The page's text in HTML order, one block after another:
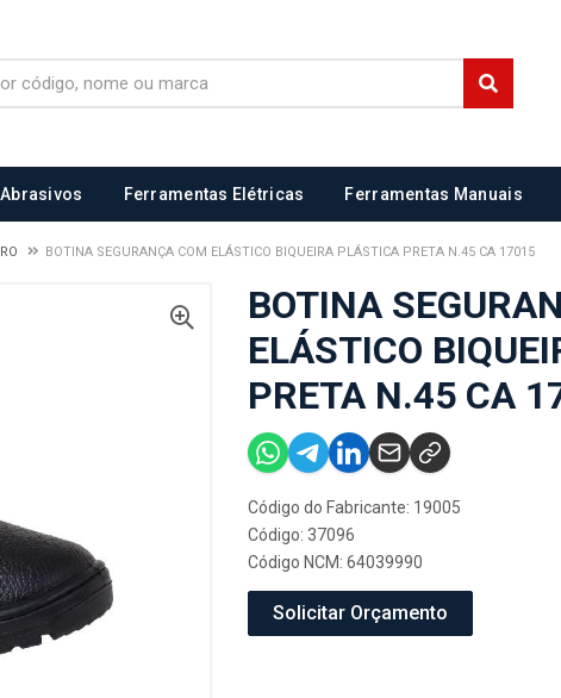
Abrasivos Ferramentas Elétricas Ferramentas Manuais
BOTINA SEGURANÇA COM ELÁSTICO BIQUEIRA PLÁSTICA PRETA N.45 CA 17015
BOTINA
ELÁSTICO
PRETA N.45 CA
Código do Fabricante: 19005
Código: 37096
Código NCM: 64039990
Solicitar Orçamento